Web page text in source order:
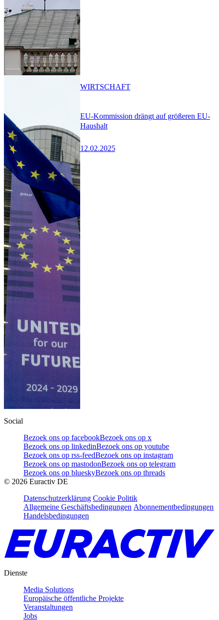
EU-Kommission drängt auf größeren EU-
Haushalt
12.02.2025
WIRTSCHAFT
Social
Bezoek ons op facebookBezoek ons op x
Bezoek ons op linkedinBezoek ons op youtube
Bezoek ons op rss-feedBezoek ons op instagram
Bezoek ons op mastodonBezoek ons op telegram
Bezoek ons op blueskyBezoek ons op threads
© 2026 Euractiv DE
Datenschutzerklärung Cookie Politik
Allgemeine Geschäftsbedingungen Abonnementbedingungen
Handelsbedingungen
Dienste
Media Solutions
Europäische öffentliche Projekte
Veranstaltungen
Jobs